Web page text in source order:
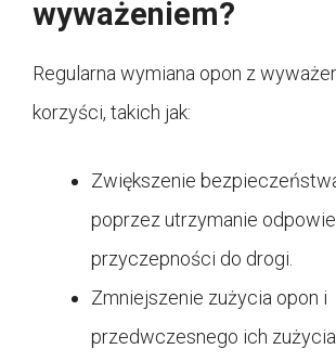
wyważeniem?
Regularna wymiana opon z
korzyści, takich jak:
Zwiększenie
poprzez utrzymanie
przyczepności do drogi.
Zmniejszenie zużycia opon i
przedwczesnego ich zużycia.